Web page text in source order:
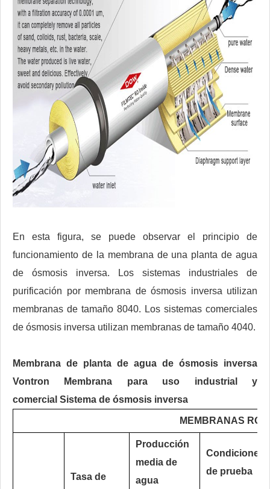
En esta figura, se puede observar el principio de
funcionamiento de la membrana de una planta de agua
de ósmosis inversa. Los sistemas industriales de
purificación por membrana de ósmosis inversa utilizan
membranas de tamaño 8040. Los sistemas comerciales
de ósmosis inversa utilizan membranas de tamaño 4040.
Membrana de planta de agua de ósmosis inversa
Vontron
Membrana para uso industrial y
comercial Sistema de ósmosis inversa
MEMBRANAS RO/
Tasa de
Producción
media de
agua
Condiciones
de prueba